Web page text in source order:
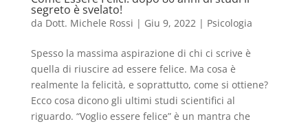
segreto è svelato!
da Dott. Michele Rossi | Giu 9, 2022| Psicologia
Spesso la massima aspirazione di chi ci scrive è
quella di riuscire ad essere felice. Ma cosa è
realmente la felicità, e soprattutto, come si ottiene?
Ecco cosa dicono gli ultimi studi scientifici al
riguardo. “Voglio essere felice” è un mantra che